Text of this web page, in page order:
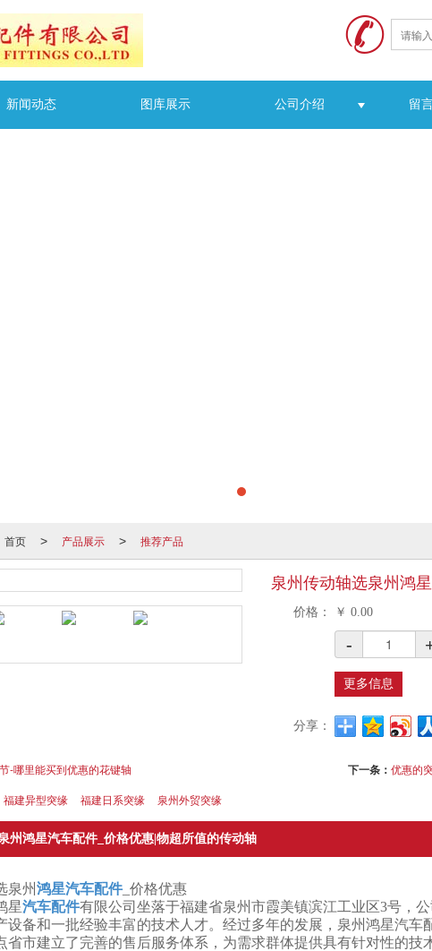
新闻动态 图库展示 公司介绍 留
首页 > 产品展示 > 推荐产品
泉州传动轴选泉州鸿
价格： ￥0.00
-
更多信息
分享：
-哪里能买到优惠的花键轴 下一条： 优惠的
福建异型突缘 福建日系突缘 泉州外贸突缘
州鸿星汽车配件_价格优惠|物超所值的传动轴
泉州鸿星汽车配件_价格优惠
星汽车配件有限公司坐落于福建省泉州市霞美镇滨江工业区3号，公
设备和一批经验丰富的技术人才。经过多年的发展，泉州鸿星汽车
省市建立了完善的售后服务体系，为需求群体提供具有针对性的技